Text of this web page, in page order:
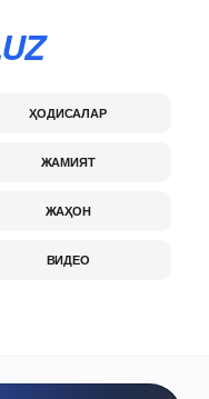
ҲОДИСАЛАР
ЖАМИЯТ
ЖАҲОН
ВИДЕО